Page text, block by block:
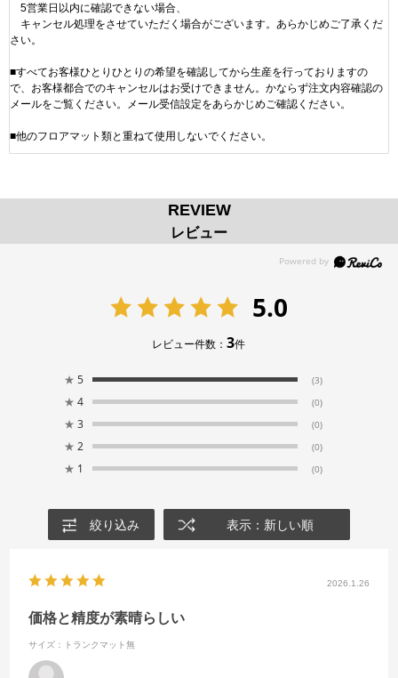
5営業日以内に確認できない場合、
キャンセル処理をさせていただく場合がございます。あらかじめご了承くだ
さい。
■すべてお客様ひとりひとりの希望を確認してから生産を行っておりますの
で、お客様都合でのキャンセルはお受けできません。かならず注文内容確認の
メールをご覧ください。メール受信設定をあらかじめご確認ください。
■他のフロアマット類と重ねて使用しないでください。
REVIEW
レビュー
5.0
レビュー件数：3件
★ 5 (3)
★ 4 (0)
★ 3 (0)
★ 2 (0)
★ 1 (0)
絞り込み 表示：新しい順
2026.1.26
価格と精度が素晴らしい
サイズ：トランクマット無